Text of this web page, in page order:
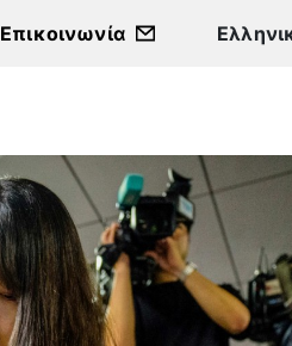
Επικοινωνία